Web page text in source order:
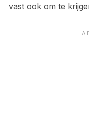
vast ook om te